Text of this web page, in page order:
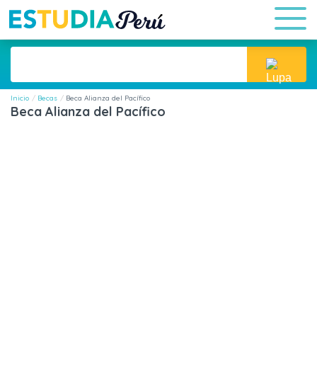
Inicio Becas Beca Alianza del Pacífico
Beca Alianza del Pacífico